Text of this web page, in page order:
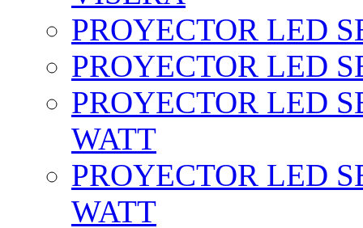
PROYECTOR LED
PROYECTOR LED
PROYECTOR LED
WATT
PROYECTOR LED
WATT